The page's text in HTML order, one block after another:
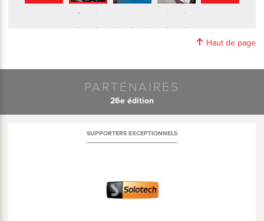
Haut de page
PARTENAIRES
26e édition
SUPPORTERS EXCEPTIONNELS